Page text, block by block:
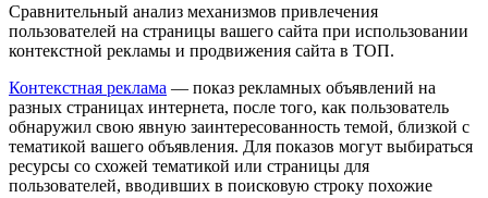
Сравнительный анализ механизмов привлечения
пользователей на страницы вашего сайта при использовании
контекстной рекламы и продвижения сайта в ТОП.
Контекстная реклама — показ рекламных объявлений на
разных страницах интернета, после того, как пользователь
обнаружил свою явную заинтересованность темой, близкой с
тематикой вашего объявления. Для показов могут выбираться
ресурсы со схожей тематикой или страницы для
пользователей, вводивших в поисковую строку похожие